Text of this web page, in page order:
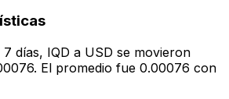
días, IQD a USD se movieron
El promedio fue 0.00076 con